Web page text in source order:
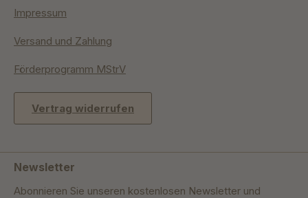
Impressum
Versand und Zahlung
Förderprogramm MStrV
Vertrag widerrufen
Newsletter
Abonnieren Sie unseren kostenlosen Newsletter und